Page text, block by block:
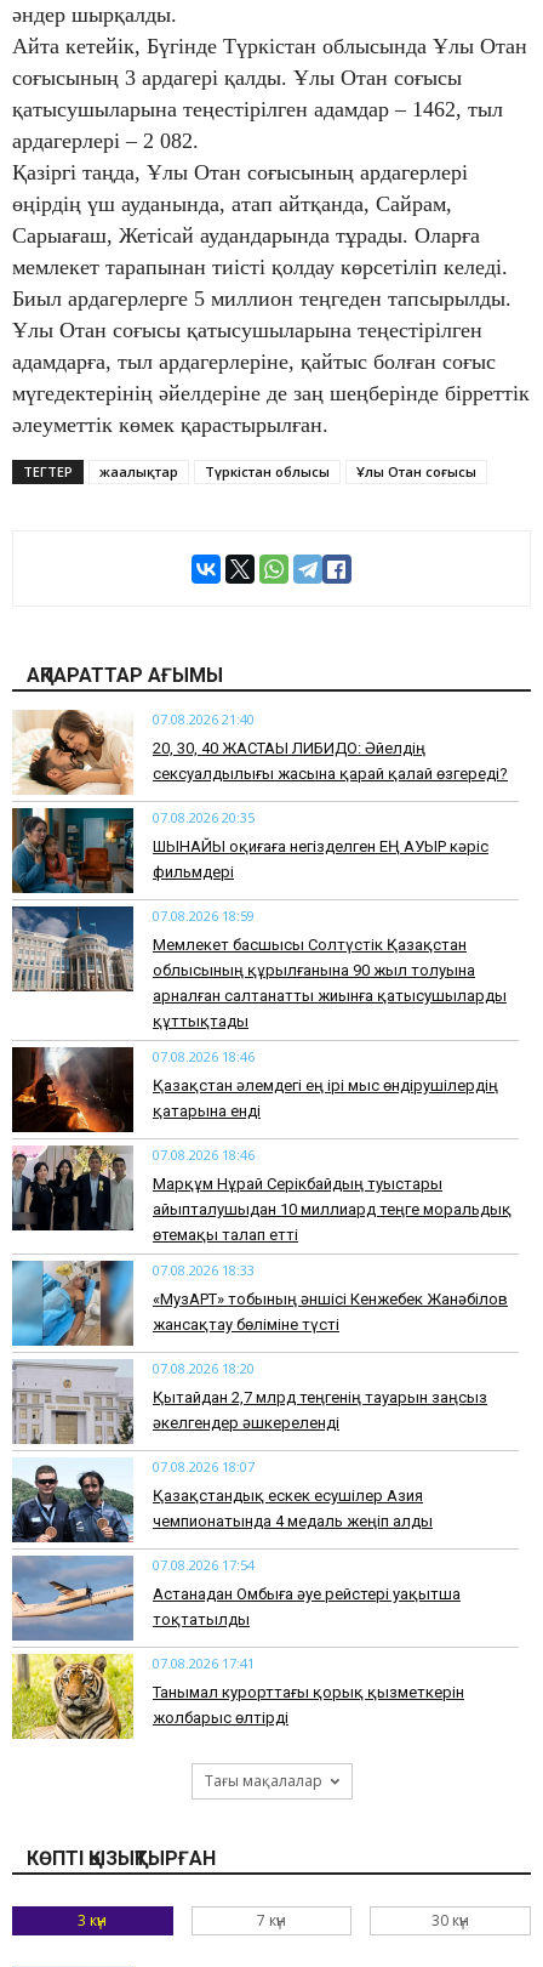
әндер шырқалды.
Айта кетейік, Бүгінде Түркістан облысында Ұлы Отан
соғысының 3 ардагері қалды. Ұлы Отан соғысы
қатысушыларына теңестірілген адамдар – 1462, тыл
ардагерлері – 2 082.
Қазіргі таңда, Ұлы Отан соғысының ардагерлері
өңірдің үш ауданында, атап айтқанда, Сайрам,
Сарыағаш, Жетісай аудандарында тұрады. Оларға
мемлекет тарапынан тиісті қолдау көрсетіліп келеді.
Биыл ардагерлерге 5 миллион теңгеден тапсырылды.
Ұлы Отан соғысы қатысушыларына теңестірілген
адамдарға, тыл ардагерлеріне, қайтыс болған соғыс
мүгедектерінің әйелдеріне де заң шеңберінде бірреттік
әлеуметтік көмек қарастырылған.
ТЕГТЕР жаңалықтар Түркістан облысы Ұлы Отан соғысы
АҚПАРАТТАР АҒЫМЫ
07.08.2026 21:40
​20, 30, 40 ЖАСТАҒЫ ЛИБИДО: Әйелдің
сексуалдылығы жасына қарай қалай өзгереді?
07.08.2026 20:35
​ШЫНАЙЫ оқиғаға негізделген ЕҢ АУЫР кәріс
фильмдері
07.08.2026 18:59
Мемлекет басшысы Солтүстік Қазақстан
облысының құрылғанына 90 жыл толуына
арналған салтанатты жиынға қатысушыларды
құттықтады
07.08.2026 18:46
Қазақстан әлемдегі ең ірі мыс өндірушілердің
қатарына енді
07.08.2026 18:46
Марқұм Нұрай Серікбайдың туыстары
айыпталушыдан 10 миллиард теңге моральдық
өтемақы талап етті
07.08.2026 18:33
«МузАРТ» тобының әншісі Кенжебек Жанәбілов
жансақтау бөліміне түсті
07.08.2026 18:20
Қытайдан 2,7 млрд теңгенің тауарын заңсыз
әкелгендер әшкереленді
07.08.2026 18:07
Қазақстандық ескек есушілер Азия
чемпионатында 4 медаль жеңіп алды
07.08.2026 17:54
Астанадан Омбыға әуе рейстері уақытша
тоқтатылды
07.08.2026 17:41
​Танымал курорттағы қорық қызметкерін
жолбарыс өлтірді
Тағы мақалалар
КӨПТІ ҚЫЗЫҚТЫРҒАН
3 күн 7 күн 30 күн